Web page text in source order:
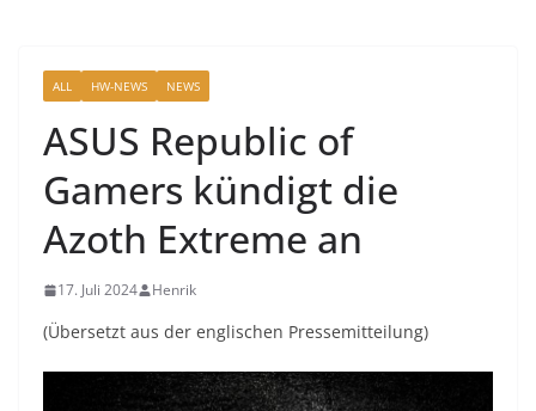
ALL HW-NEWS NEWS
ASUS Republic of
Gamers kündigt die
Azoth Extreme an
17. Juli 2024 Henrik
(Übersetzt aus der englischen Pressemitteilung)